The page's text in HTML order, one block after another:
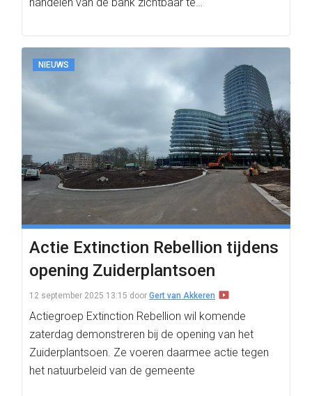
NIEUWS
Actie Extinction Rebellion tijdens
opening Zuiderplantsoen
12 september 2025 13:15 door Gert van Akkeren
Actiegroep Extinction Rebellion wil komende
zaterdag demonstreren bij de opening van het
Zuiderplantsoen. Ze voeren daarmee actie tegen
het natuurbeleid van de gemeente